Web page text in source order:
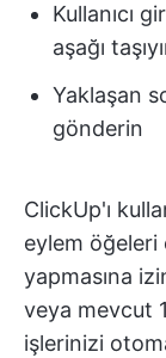
Kullanıcı
aşağı
Yaklaşan
gönderin
ClickUp'ı
eylem öğeleri
yapmasına
veya mevcut
işlerinizi